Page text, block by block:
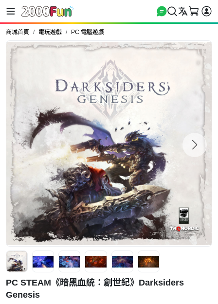
商城首頁 電玩遊戲 PC 電腦遊戲
PC STEAM《暗黑血統：創世紀》Darksiders
Genesis